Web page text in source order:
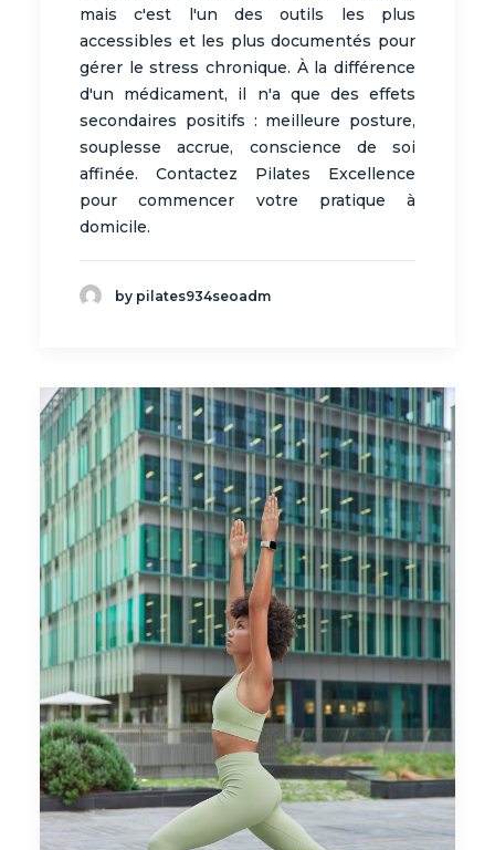
mais c'est l'un des outils les plus
accessibles et les plus documentés pour
gérer le stress chronique. À la différence
d'un médicament, il n'a que des effets
secondaires positifs : meilleure posture,
souplesse accrue, conscience de soi
affinée. Contactez Pilates Excellence
pour commencer votre pratique à
domicile.
by pilates934seoadm